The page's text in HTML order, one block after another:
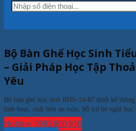
Bộ Bàn Ghế Học Sinh
– Giải Pháp Học Tập
Yêu
Bộ bàn ghế học sinh BHS-14-07 thiết kế
linh hoạt, chất liệu an toàn, hỗ trợ bé ngồi
Hotline: 0983.800.910